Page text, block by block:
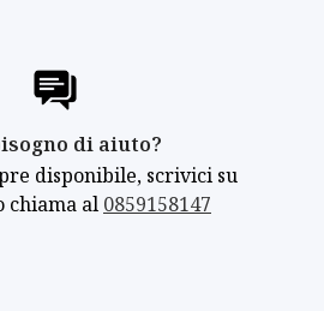
di aiuto?
disponibile, scrivici su
chiama al 0859158147